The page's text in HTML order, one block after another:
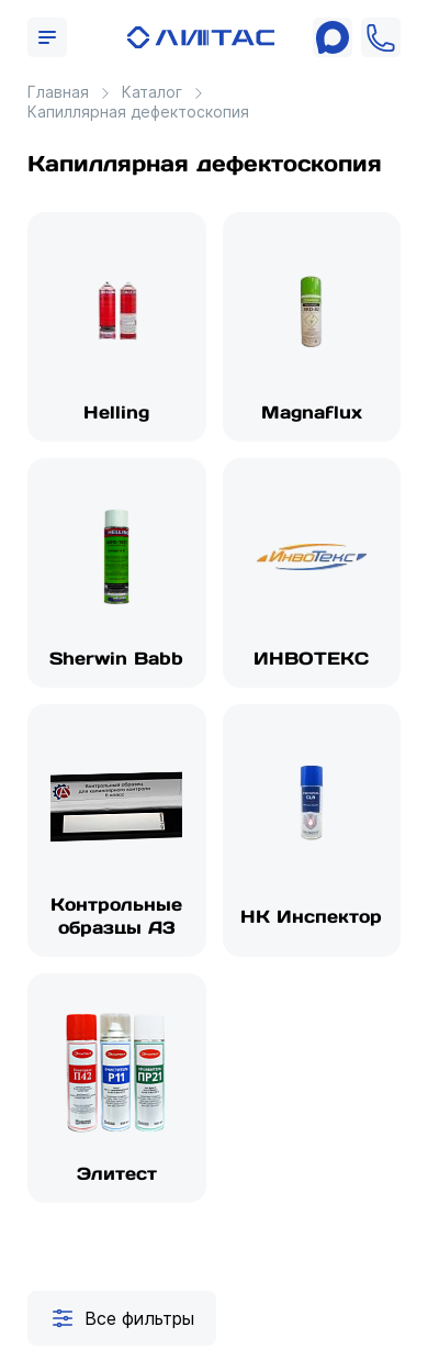
Главная
Каталог
Капиллярная дефектоскопия
Капиллярная дефектоскопия
Helling Magnaflux
Sherwin Babb ИНВОТЕКС
Контрольные
образцы А3
НК Инспектор
Элитест
Все фильтры